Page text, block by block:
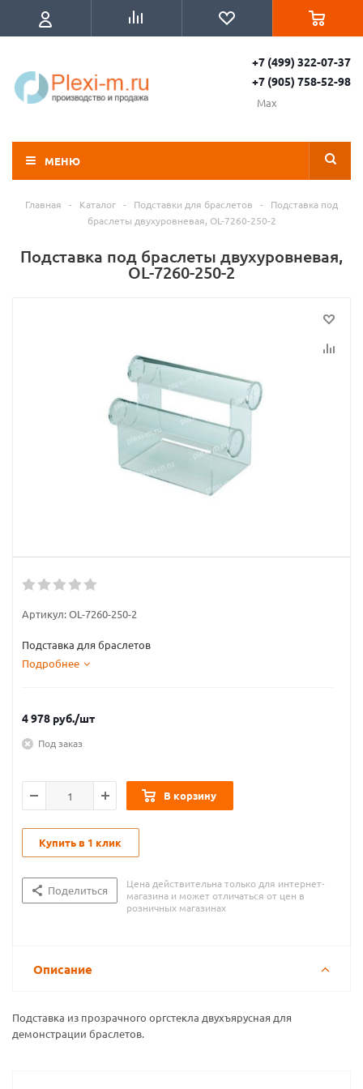
+7 (499) 322-07-37
+7 (905) 758-52-98
Max
МЕНЮ
Главная - Каталог - Подставки для браслетов -
Подставка под
браслеты двухуровневая, OL-7260-250-2
Подставка под браслеты двухуровневая,
OL-7260-250-2
Артикул:OL-7260-250-2
Подставка для браслетов
Подробнее
4 978 руб./шт
Под заказ
В корзину
Купить в 1 клик
Поделиться
Цена действительна только для интернет-
магазина и может отличаться от цен в
розничных магазинах
Описание
Подставка из прозрачного оргстекла двухъярусная для
демонстрации браслетов.